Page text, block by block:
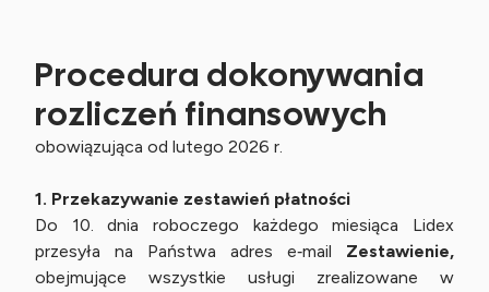
Procedura dokonywania
rozliczeń finansowych
obowiązująca od lutego 2026 r.
1. Przekazywanie zestawień płatności
Do 10. dnia roboczego każdego miesiąca Lidex
przesyła na Państwa adres e‑mail Zestawienie,
obejmujące wszystkie usługi zrealizowane w